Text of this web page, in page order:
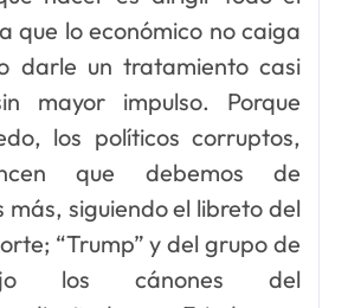
que lo económico no caiga
darle un tratamiento casi
mayor impulso. Porque
los políticos corruptos,
que debemos de
más, siguiendo el libreto del
“Trump” y del grupo de
los cánones del